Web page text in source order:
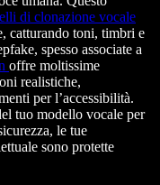
di clonazione vocale
catturando toni, timbri e
spesso associate a
offre moltissime
realistiche,
per l’accessibilità.
tuo modello vocale per
le tue
sono protette